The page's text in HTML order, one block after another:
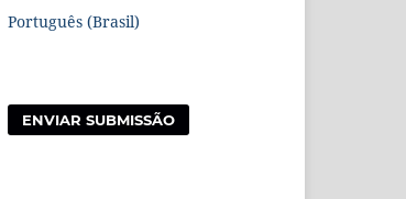
Português (Brasil)
ENVIAR SUBMISSÃO